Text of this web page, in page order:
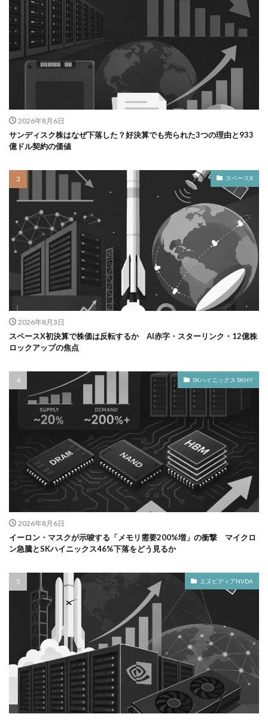
2026年8月6日
サンディスク株はなぜ下落した？好決算でも売られた3つの理由と933
億ドル契約の価値
スペースX
2026年8月3日
スペースX初決算で株価は反転するか AI赤字・スターリンク・12億株
ロックアップの焦点
SKハイニックス SKHY
2026年8月6日
イーロン・マスクが示唆する「メモリ需要200%増」の衝撃 マイクロ
ン急騰とSKハイニックス46%下落をどう見るか
エヌビディアNVDA